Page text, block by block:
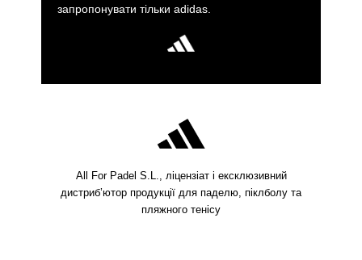
запропонувати тільки adidas.
All For Padel S.L., ліцензіат і ексклюзивний
дистриб’ютор продукції для паделю, піклболу та
пляжного тенісу